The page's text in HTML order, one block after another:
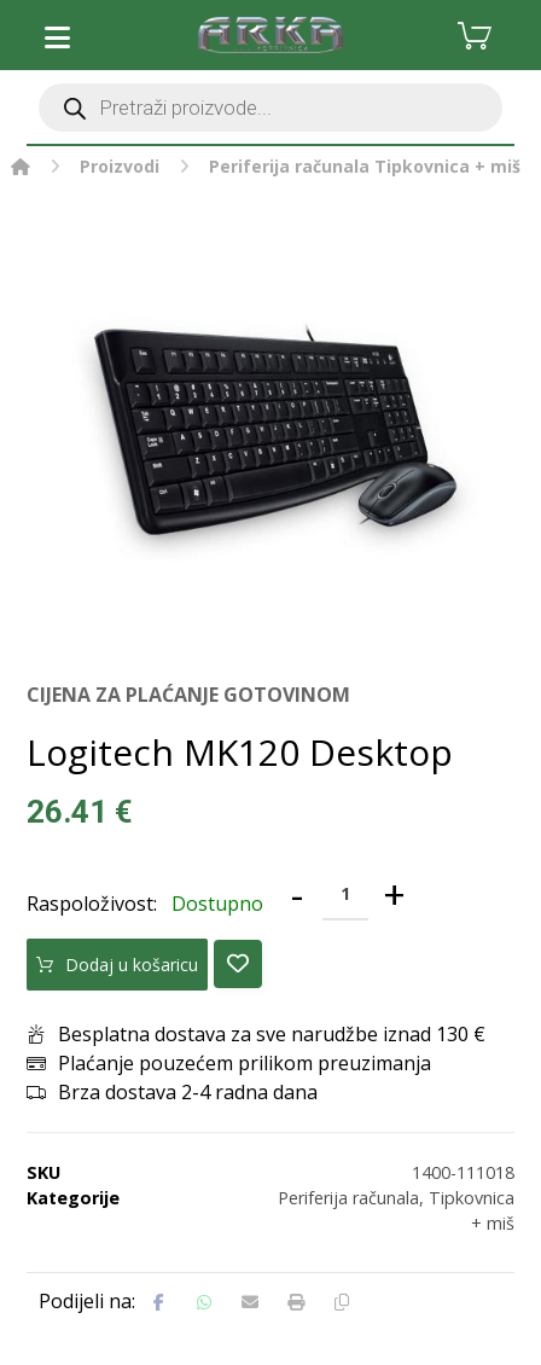
Proizvodi Periferija računala Tipkovnica + miš
CIJENA ZA PLAĆANJE GOTOVINOM
Logitech MK120 Desktop
26.41 €
Raspoloživost: Dostupno - +
Dodaj u košaricu
Besplatna dostava za sve narudžbe iznad 130 €
Plaćanje pouzećem prilikom preuzimanja
Brza dostava 2-4 radna dana
SKU
1400-111018
Kategorije
Periferija računala, Tipkovnica
+ miš